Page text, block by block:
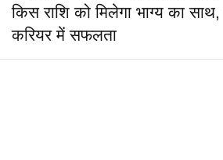
किस राशि को मिलेगा भाग्य का
करियर में सफलता